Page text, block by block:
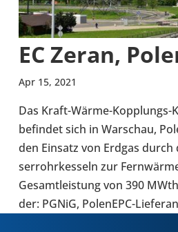
EC Zeran,
Apr 15, 2021
Das Kraft-​Wärme-Kopplungs-
befin­det sich in War­schau,
den Einsatz von Erdgas
ser­rohr­kes­seln zur
Gesamt­leis­tung von 390
der: PGNiG, PolenEPC-​